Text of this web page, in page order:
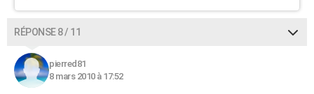
RÉPONSE 8 / 11
pierred81
8 mars 2010 à 17:52